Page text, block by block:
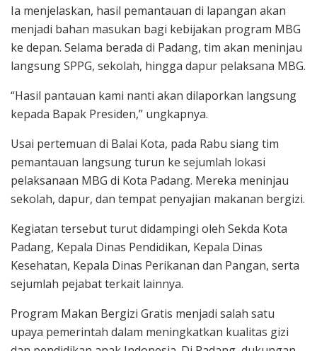
Ia menjelaskan, hasil pemantauan di lapangan akan
menjadi bahan masukan bagi kebijakan program MBG
ke depan. Selama berada di Padang, tim akan meninjau
langsung SPPG, sekolah, hingga dapur pelaksana MBG.
“Hasil pantauan kami nanti akan dilaporkan langsung
kepada Bapak Presiden,” ungkapnya.
Usai pertemuan di Balai Kota, pada Rabu siang tim
pemantauan langsung turun ke sejumlah lokasi
pelaksanaan MBG di Kota Padang. Mereka meninjau
sekolah, dapur, dan tempat penyajian makanan bergizi.
Kegiatan tersebut turut didampingi oleh Sekda Kota
Padang, Kepala Dinas Pendidikan, Kepala Dinas
Kesehatan, Kepala Dinas Perikanan dan Pangan, serta
sejumlah pejabat terkait lainnya.
Program Makan Bergizi Gratis menjadi salah satu
upaya pemerintah dalam meningkatkan kualitas gizi